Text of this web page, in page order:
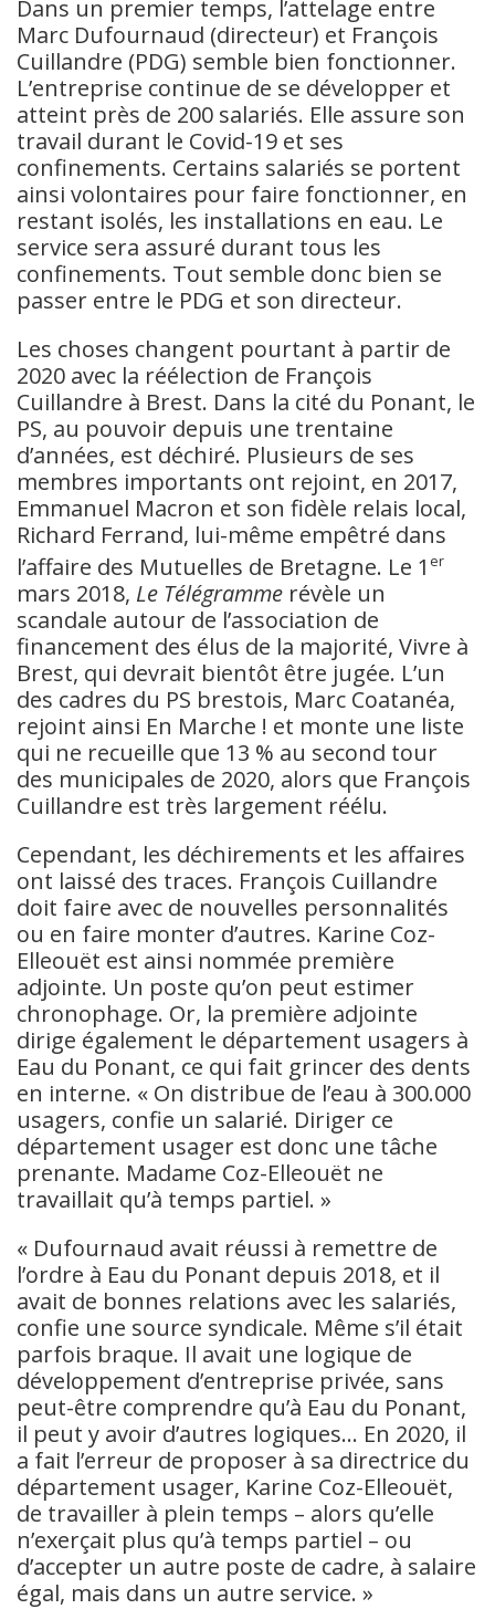
Dans un premier temps, l’attelage entre
Marc Dufournaud (directeur) et François
Cuillandre (PDG) semble bien fonctionner.
L’entreprise continue de se développer et
atteint près de 200 salariés. Elle assure son
travail durant le Covid-19 et ses
confinements. Certains salariés se portent
ainsi volontaires pour faire fonctionner, en
restant isolés, les installations en eau. Le
service sera assuré durant tous les
confinements. Tout semble donc bien se
passer entre le PDG et son directeur.
Les choses changent pourtant à partir de
2020 avec la réélection de François
Cuillandre à Brest. Dans la cité du Ponant, le
PS, au pouvoir depuis une trentaine
d’années, est déchiré. Plusieurs de ses
membres importants ont rejoint, en 2017,
Emmanuel Macron et son fidèle relais local,
Richard Ferrand, lui-même empêtré dans
l’affaire des Mutuelles de Bretagne. Le 1 er
mars 2018, Le Télégramme révèle un
scandale autour de l’association de
financement des élus de la majorité, Vivre à
Brest, qui devrait bientôt être jugée. L’un
des cadres du PS brestois, Marc Coatanéa,
rejoint ainsi En Marche ! et monte une liste
qui ne recueille que 13 % au second tour
des municipales de 2020, alors que François
Cuillandre est très largement réélu.
Cependant, les déchirements et les affaires
ont laissé des traces. François Cuillandre
doit faire avec de nouvelles personnalités
ou en faire monter d’autres. Karine Coz-
Elleouët est ainsi nommée première
adjointe. Un poste qu’on peut estimer
chronophage. Or, la première adjointe
dirige également le département usagers à
Eau du Ponant, ce qui fait grincer des dents
en interne. « On distribue de l’eau à 300.000
usagers, confie un salarié. Diriger ce
département usager est donc une tâche
prenante. Madame Coz-Elleouët ne
travaillait qu’à temps partiel. »
« Dufournaud avait réussi à remettre de
l’ordre à Eau du Ponant depuis 2018, et il
avait de bonnes relations avec les salariés,
confie une source syndicale. Même s’il était
parfois braque. Il avait une logique de
développement d’entreprise privée, sans
peut-être comprendre qu’à Eau du Ponant,
il peut y avoir d’autres logiques… En 2020, il
a fait l’erreur de proposer à sa directrice du
département usager, Karine Coz-Elleouët,
de travailler à plein temps – alors qu’elle
n’exerçait plus qu’à temps partiel – ou
d’accepter un autre poste de cadre, à salaire
égal, mais dans un autre service. »